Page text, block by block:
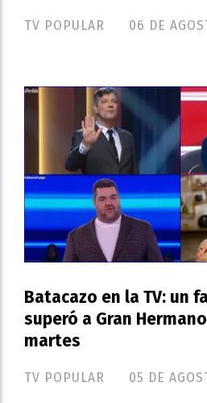
TV POPULAR 06 DE
Batacazo en la TV: un
superó a Gran
martes
TV POPULAR 05 DE